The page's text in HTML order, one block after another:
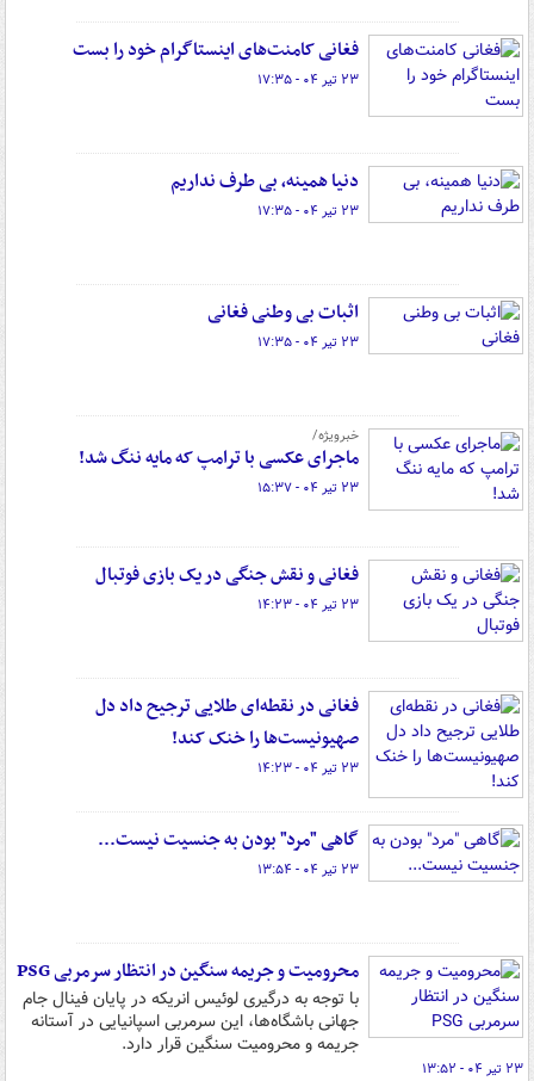
فغانی کامنت‌های اینستاگرام خود را بست
۲۳ تیر ۰۴ - ۱۷:۳۵
دنیا همینه، بی طرف نداریم
۲۳ تیر ۰۴ - ۱۷:۳۵
اثبات بی وطنی فغانی
۲۳ تیر ۰۴ - ۱۷:۳۵
خبرویژه/
ماجرای عکسی با ترامپ که مایه ننگ شد!
۲۳ تیر ۰۴ - ۱۵:۳۷
فغانی و نقش جنگی در یک بازی فوتبال
۲۳ تیر ۰۴ - ۱۴:۲۳
فغانی در نقطه‌ای طلایی ترجیح داد دل
صهیونیست‌ها را خنک کند!
۲۳ تیر ۰۴ - ۱۴:۲۳
گاهی "مرد" بودن به جنسیت نیست...
۲۳ تیر ۰۴ - ۱۳:۵۴
محرومیت و جریمه سنگین در انتظار سرمربی PSG
با توجه به درگیری لوئیس انریکه در پایان فینال جام
جهانی باشگاه‌ها، این سرمربی اسپانیایی در آستانه
جریمه و محرومیت سنگین قرار دارد.
۲۳ تیر ۰۴ - ۱۳:۵۲